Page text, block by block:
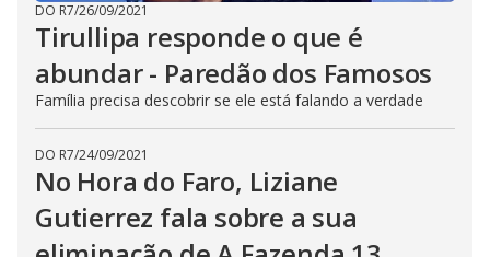
DO R7/26/09/2021
Tirullipa responde o que é
abundar - Paredão dos Famosos
Família precisa descobrir se ele está falando a verdade
DO R7/24/09/2021
No Hora do Faro, Liziane
Gutierrez fala sobre a sua